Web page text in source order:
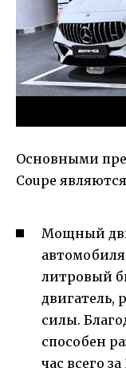
Основными
Coupe
Мощный
литровый
силы.
способен
час всего